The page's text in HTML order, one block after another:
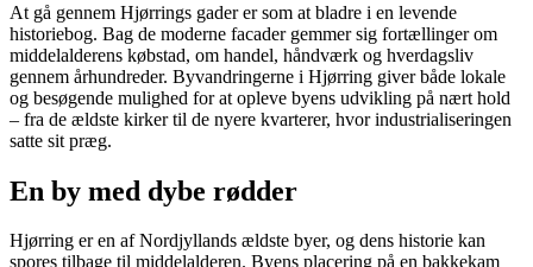
At gå gennem Hjørrings gader er som at bladre i en levende
historiebog. Bag de moderne facader gemmer sig fortællinger om
middelalderens købstad, om handel, håndværk og hverdagsliv
gennem århundreder. Byvandringerne i Hjørring giver både lokale
og besøgende mulighed for at opleve byens udvikling på nært hold
– fra de ældste kirker til de nyere kvarterer, hvor industrialiseringen
satte sit præg.
En by med dybe rødder
Hjørring er en af Nordjyllands ældste byer, og dens historie kan
spores tilbage til middelalderen. Byens placering på en bakkekam